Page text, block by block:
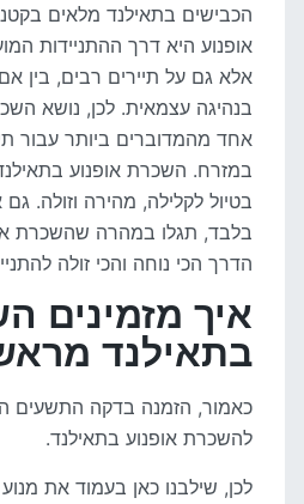
הכבישים בתאילנד מלאים
אופנוע היא דרך ההתניידות
אלא גם על תיירים רבים, בין אם
בנהיגה עצמאית. לכן, נושא
אחד מהמדוברים ביותר עבור
במזרח. השכרת אופנוע בתאילנד
בטיול לקלילה, מהירה וזולה. גם
בלבד, תגלו במהרה שהשכרת
הדרך הכי נוחה והכי זולה
איך מזמינים
בתאילנד
כאמור, הזמנה בדקה התשעים
להשכרת אופנוע בתאילנד.
לכן, שילבנו כאן בעמוד את מנוע